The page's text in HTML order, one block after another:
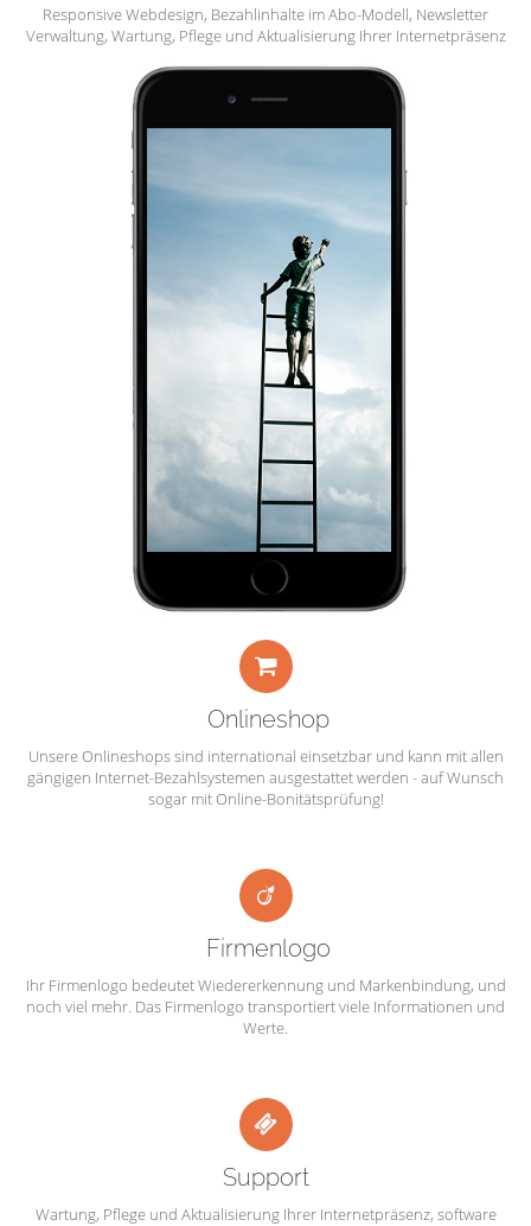
Responsive Webdesign, Bezahlinhalte im Abo-Modell, Newsletter
Verwaltung, Wartung, Pflege und Aktualisierung Ihrer Internetpräsenz
Onlineshop
Unsere Onlineshops sind international einsetzbar und kann mit allen
gängigen Internet-Bezahlsystemen ausgestattet werden - auf Wunsch
sogar mit Online-Bonitätsprüfung!
Firmenlogo
Ihr Firmenlogo bedeutet Wiedererkennung und Markenbindung, und
noch viel mehr. Das Firmenlogo transportiert viele Informationen und
Werte.
Support
Wartung, Pflege und Aktualisierung Ihrer Internetpräsenz, software